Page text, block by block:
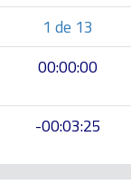
1 de 13
00:00:00
-00:03:25